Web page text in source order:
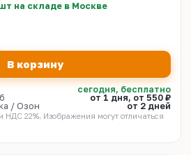
на складе в Москве
В корзину
сегодня, бесплатно
от 1 дня, от 550 ₽
/ Озон
от 2 дней
НДС 22%. Изображения могут отличаться